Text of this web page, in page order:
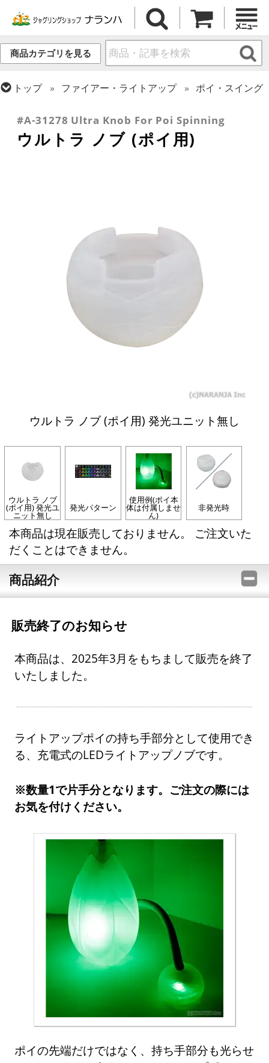
商品カテゴリを見る
トップ ファイアー・ライトアップ
ポイ・スイング
#A-31278 Ultra Knob For Poi Spinning
ウルトラ ノブ (ポイ用)
ウルトラ ノブ (ポイ用) 発光ユニット無し
ウルトラ ノブ
(ポイ用) 発光ユ
ニット無し
発光パターン
使用例(ポイ本
体は付属しませ
ん)
非発光時
本商品は現在販売しておりません。 ご注文いた
だくことはできません。
商品紹介
販売終了のお知らせ
本商品は、2025年3月をもちまして販売を終了
いたしました。
ライトアップポイの持ち手部分として使用でき
る、充電式のLEDライトアップノブです。
※数量1で片手分となります。ご注文の際には
お気を付けください。
ポイの先端だけではなく、持ち手部分も光らせ